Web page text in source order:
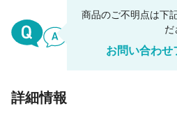
商品のご不明点は下
だ
お問い合わせ
詳細情報